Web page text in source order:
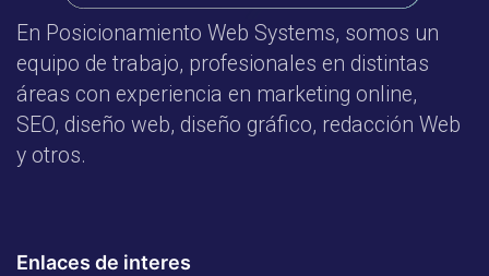
En Posicionamiento Web Systems, somos un
equipo de trabajo, profesionales en distintas
áreas con experiencia en marketing online,
SEO, diseño web, diseño gráfico, redacción Web
y otros.
Enlaces de interes